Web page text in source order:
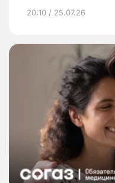
20:10 / 25.07.26